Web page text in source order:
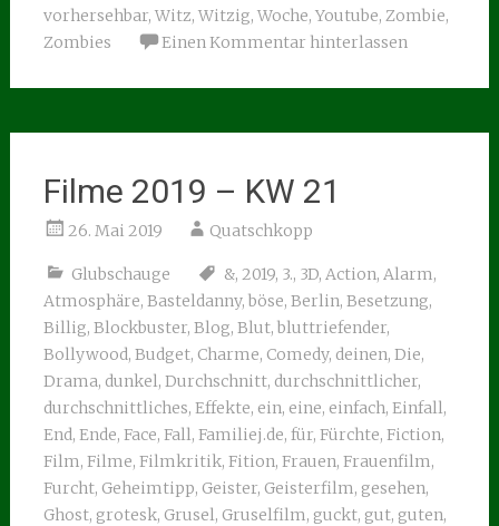
vorhersehbar, Witz, Witzig, Woche, Youtube, Zombie,
Zombies
Einen Kommentar hinterlassen
Filme 2019 – KW 21
26. Mai 2019 Quatschkopp
Glubschauge &, 2019, 3., 3D, Action, Alarm,
Atmosphäre, Basteldanny, böse, Berlin, Besetzung,
Billig, Blockbuster, Blog, Blut, bluttriefender,
Bollywood, Budget, Charme, Comedy, deinen, Die,
Drama, dunkel, Durchschnitt, durchschnittlicher,
durchschnittliches, Effekte, ein, eine, einfach, Einfall,
End, Ende, Face, Fall, Familiej.de, für, Fürchte, Fiction,
Film, Filme, Filmkritik, Fition, Frauen, Frauenfilm,
Furcht, Geheimtipp, Geister, Geisterfilm, gesehen,
Ghost, grotesk, Grusel, Gruselfilm, guckt, gut, guten,